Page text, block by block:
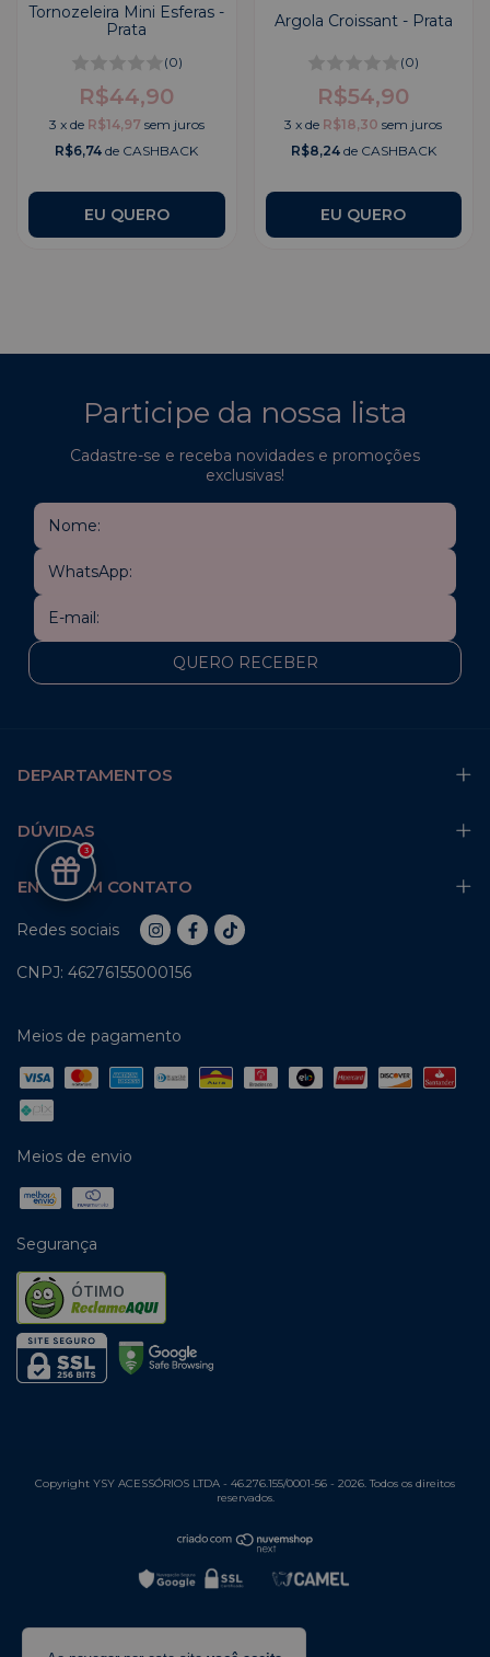
Tornozeleira Mini Esferas -
Prata
(0)
R$44,90
3 x de R$14,97 sem juros
R$6,74 de CASHBACK
Argola Croissant - Prata
(0)
R$54,90
3 xde R$18,30 sem juros
R$8,24de CASHBACK
Participe da nossa lista
Cadastre-se e receba novidades e promoções
exclusivas!
DEPARTAMENTOS
DÚVIDAS
ENTRE EM CONTATO
Redes sociais
CNPJ: 46276155000156
Meios de pagamento
Meios de envio
Segurança
ÓTIMO
Copyright YSY ACESSÓRIOS LTDA - 46.276.155/0001-56 - 2026. Todos os direitos
reservados.
3